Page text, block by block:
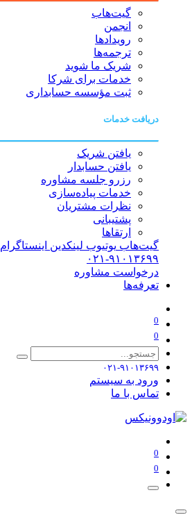
گیت‌هاب
انجمن
رویدادها
ترجمه‌ها
شریک ما شوید
خدمات برای شرکا
ثبت مؤسسه حسابداری
دریافت خدمات
یافتن شریک
یافتن حسابدار
رزرو جلسه مشاوره
خدمات پیاده‌سازی
نظرات مشتریان
پشتیبانی
ارتقاها
گیت‌هاب یوتیوب لینکدین اینستاگرام
۰۲۱-۹۱۰۱۳۶۹۹
درخواست مشاوره
تعرفه‌ها
0
0
۰۲۱-۹۱۰۱۳۶۹۹
ورود به سیستم
تماس با ما
0
0